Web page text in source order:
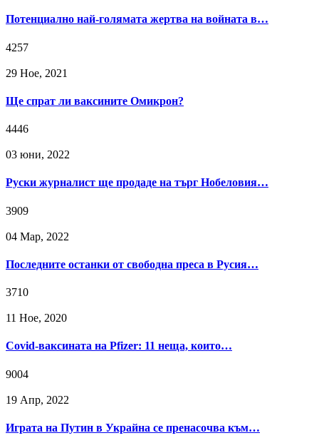
Потенциално най-голямата жертва на войната в…
4257
29 Ное, 2021
Ще спрат ли ваксините Омикрон?
4446
03 юни, 2022
Руски журналист ще продаде на търг Нобеловия…
3909
04 Мар, 2022
Последните останки от свободна преса в Русия…
3710
11 Ное, 2020
Covid-ваксината на Pfizer: 11 неща, които…
9004
19 Апр, 2022
Играта на Путин в Украйна се пренасочва към…